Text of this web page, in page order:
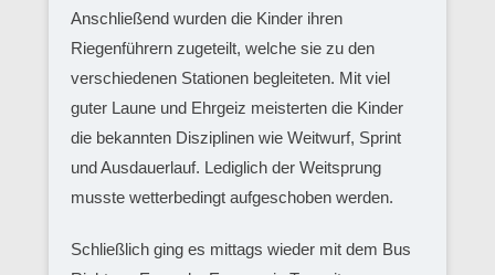
Anschließend wurden die Kinder ihren
Riegenführern zugeteilt, welche sie zu den
verschiedenen Stationen begleiteten. Mit viel
guter Laune und Ehrgeiz meisterten die Kinder
die bekannten Disziplinen wie Weitwurf, Sprint
und Ausdauerlauf. Lediglich der Weitsprung
musste wetterbedingt aufgeschoben werden.
Schließlich ging es mittags wieder mit dem Bus